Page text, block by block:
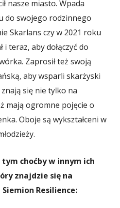
nasze miasto. Wpada
do swojego rodzinnego
Skarlans czy w 2021 roku
i teraz, aby dołączyć do
Zaprosił też swoją
aby wsparli skarżyski
znają się nie tylko na
mają ogromne pojęcie o
Oboje są wykształceni w
choćby w innym ich
znajdzie się na
Resilience: